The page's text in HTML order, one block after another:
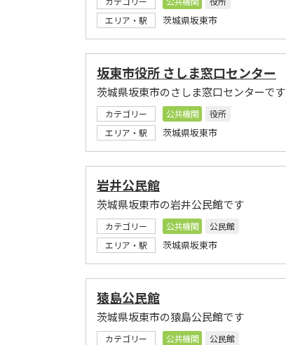
エリア・駅
茨城県坂東市
坂東市役所 さしま窓口センター
茨城県坂東市のさしま窓口センターです
カテゴリー 公共機関
役所
エリア・駅
茨城県坂東市
岩井公民館
茨城県坂東市の岩井公民館です
カテゴリー 公共機関
公民館
エリア・駅
茨城県坂東市
猿島公民館
茨城県坂東市の猿島公民館です
カテゴリー 公共機関
公民館